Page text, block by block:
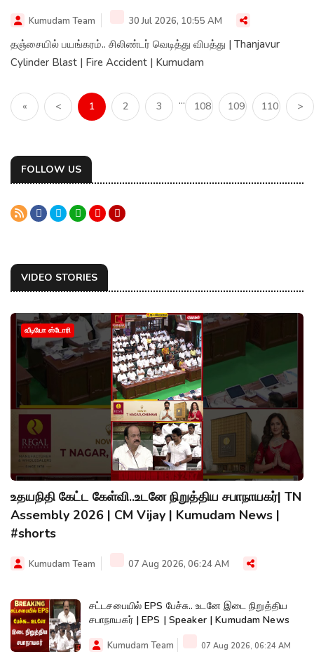
Kumudam Team 30 Jul 2026, 10:55 AM
தஞ்சையில் பயங்கரம்.. சிலிண்டர் வெடித்து விபத்து | Thanjavur
Cylinder Blast | Fire Accident | Kumudam
« < 1 2 3 ... 108 109 110 >
FOLLOW US
VIDEO STORIES
வீடியோ ஸ்டோரி
உதயநிதி கேட்ட கேள்வி..உடனே நிறுத்திய சபாநாயகர்| TN
Assembly 2026 | CM Vijay | Kumudam News |
#shorts
Kumudam Team 07 Aug 2026, 06:24 AM
சட்டசபையில் EPS பேச்சு.. உடனே இடை நிறுத்திய
சபாநாயகர் | EPS | Speaker | Kumudam News
Kumudam Team 07 Aug 2026, 06:24 AM